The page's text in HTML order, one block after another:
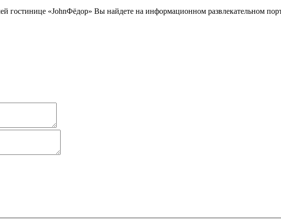
«JohnФёдор» Вы найдете на информационном развлекательном